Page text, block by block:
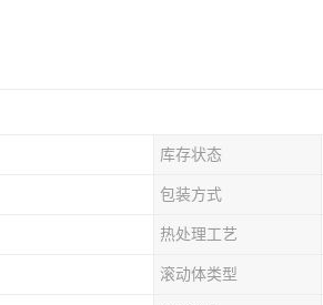
库存状态
包装方式
热处理工艺
滚动体类型